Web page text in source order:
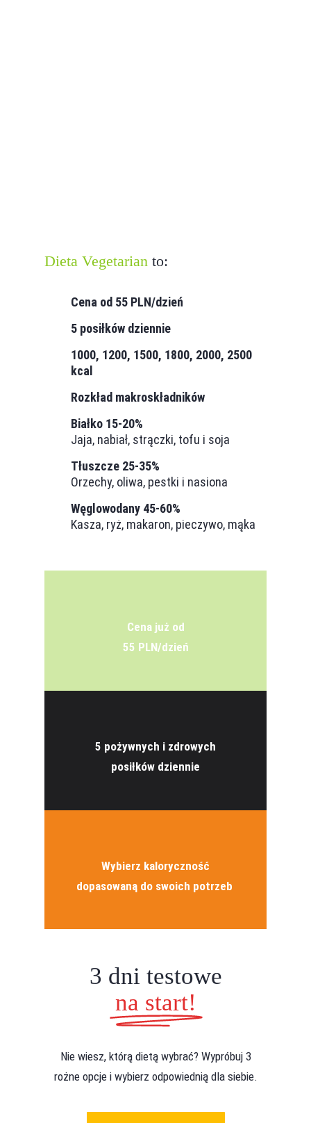
Dieta Vegetarian to:
Cena od 55 PLN/dzień
5 posiłków dziennie
1000, 1200, 1500, 1800, 2000, 2500
kcal
Rozkład makroskładników
Białko 15-20%
Jaja, nabiał, strączki, tofu i soja
Tłuszcze 25-35%
Orzechy, oliwa, pestki i nasiona
Węglowodany 45-60%
Kasza, ryż, makaron, pieczywo, mąka
Cena już od
55 PLN/dzień
5 pożywnych i zdrowych
posiłków dziennie
Wybierz kaloryczność
dopasowaną do swoich potrzeb
3 dni testowe
na start!
Nie wiesz, którą dietą wybrać? Wypróbuj 3
rożne opcje i wybierz odpowiednią dla siebie.